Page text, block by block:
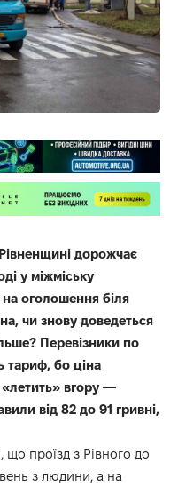
дорожчає
у міжміську
оголошення біля
чи знову доведеться
Перевізники по
тариф, бо ціна
«летить» вгору —
від 82 до 91 гривні,
проїзд з Рівного до
з людини, а на